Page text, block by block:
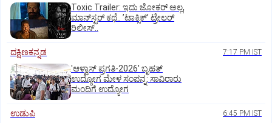
Toxic Trailer: ಇದು ಜೋಕರ್‌ ಅಲ್ಲ,
ಮಾನ್‌ಸ್ಟರ್‌ ಕಥೆ.. ʼಟಾಕ್ಸಿಕ್‌ʼ ಟ್ರೇಲರ್‌
ರಿಲೀಸ್..
ದಕ್ಷಿಣಕನ್ನಡ 7:17 PM IST
'ಆಳ್ವಾಸ್‌ ಪ್ರಗತಿ-2026' ಬೃಹತ್
ಉದ್ಯೋಗ ಮೇಳ ಸಂಪನ್ನ: ಸಾವಿರಾರು
ಮಂದಿಗೆ ಉದ್ಯೋಗ
ಉಡುಪಿ 6:45 PM IST